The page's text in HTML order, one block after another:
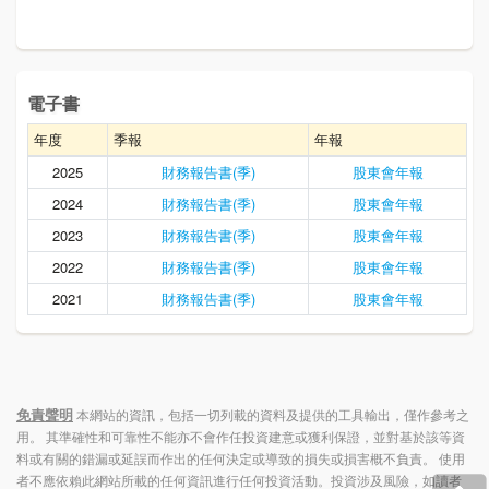
電子書
年度 季報
年報
2025
財務報告書(季)
股東會年報
2024
財務報告書(季)
股東會年報
2023
財務報告書(季)
股東會年報
2022
財務報告書(季)
股東會年報
2021
財務報告書(季) 股東會年報
免責聲明本網站的資訊，包括一切列載的資料及提供的工具輸出，僅作參考之
用。 其準確性和可靠性不能亦不會作任投資建意或獲利保證，並對基於該等資
料或有關的錯漏或延誤而作出的任何決定或導致的損失或損害概不負責。 使用
者不應依賴此網站所載的任何資訊進行任何投資活動。投資涉及風險，如讀者